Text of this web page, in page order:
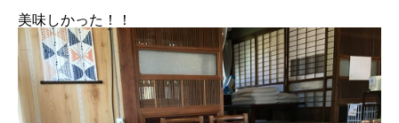
美味しかった！！